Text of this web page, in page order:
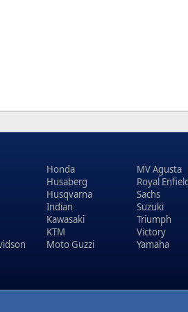
Honda
Husaberg
Husqvarna
Indian
Kawasaki
KTM
Moto Guzzi
MV Agusta
Royal
Sachs
Suzuki
Triumph
Victory
Yamaha